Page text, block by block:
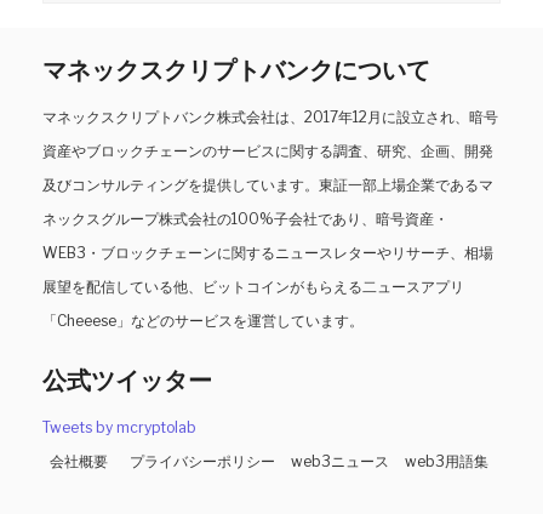
マネックスクリプトバンクについて
マネックスクリプトバンク株式会社は、2017年12月に設立され、暗号
資産やブロックチェーンのサービスに関する調査、研究、企画、開発
及びコンサルティングを提供しています。東証一部上場企業であるマ
ネックスグループ株式会社の100%子会社であり、暗号資産・
WEB3・ブロックチェーンに関するニュースレターやリサーチ、相場
展望を配信している他、ビットコインがもらえる二ュースアプリ
「Cheeese」などのサービスを運営しています。
公式ツイッター
Tweets by mcryptolab
会社概要
プライバシーポリシー web3ニュース web3用語集